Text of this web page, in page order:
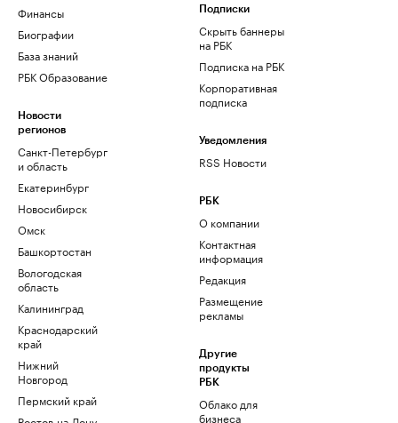
Финансы
Биографии
База знаний
РБК Образование
Новости
регионов
Санкт-Петербург
и область
Екатеринбург
Новосибирск
Омск
Башкортостан
Вологодская
область
Калининград
Краснодарский
край
Нижний
Новгород
Пермский край
Подписки
Скрыть баннеры
на РБК
Подписка на РБК
Корпоративная
подписка
Уведомления
RSS Новости
РБК
О компании
Контактная
информация
Редакция
Размещение
рекламы
Другие
продукты
РБК
Облако для
бизнеса